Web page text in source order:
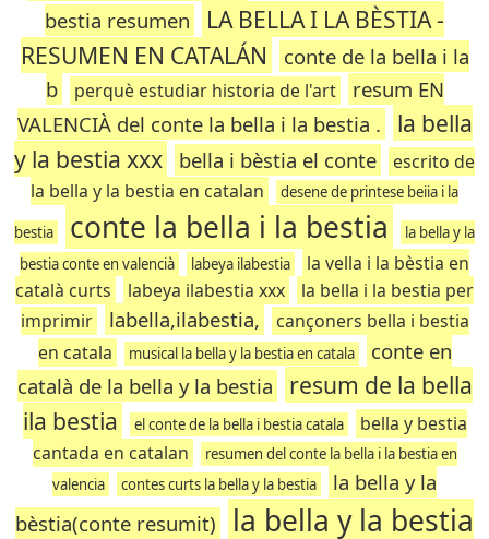
bestia resumen
LA BELLA I LA BÈSTIA -
RESUMEN EN CATALÁN
conte de la bella i la
b
perquè estudiar historia de l'art
resum EN
VALENCIÀ del conte la bella i la bestia .
la bella
y la bestia xxx
bella i bèstia el conte
escrito de
la bella y la bestia en catalan
desene de printese beiia i la
bestia conte la bella i la bestia
la bella y la
bestia conte en valencià
labeya ilabestia
la vella i la bèstia en
català curts
labeya ilabestia xxx
la bella i la bestia per
imprimir
labella,ilabestia,
cançoners bella i bestia
en catala
musical la bella y la bestia en catala
conte en
català de la bella y la bestia
resum de la bella
ila bestia
el conte de la bella i bestia catala
bella y bestia
cantada en catalan
resumen del conte la bella i la bestia en
valencia
contes curts la bella y la bestia
la bella y la
bèstia(conte resumit)
la bella y la bestia